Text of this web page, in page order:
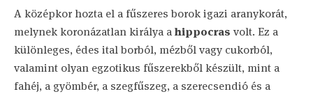
A középkor hozta el a fűszeres borok igazi aranykorát,
melynek koronázatlan királya ahippocras volt. Ez a
különleges, édes ital borból, mézből vagy cukorból,
valamint olyan egzotikus fűszerekből készült, mint a
fahéj, a gyömbér, a szegfűszeg, a szerecsendió és a